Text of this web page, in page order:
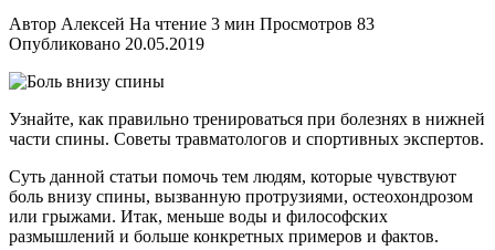
Автор Алексей На чтение 3 мин Просмотров 83
Опубликовано 20.05.2019
Узнайте, как правильно тренироваться при болезнях в нижней
части спины. Советы травматологов и спортивных экспертов.
Суть данной статьи помочь тем людям, которые чувствуют
боль внизу спины, вызванную протрузиями, остеохондрозом
или грыжами. Итак, меньше воды и философских
размышлений и больше конкретных примеров и фактов.